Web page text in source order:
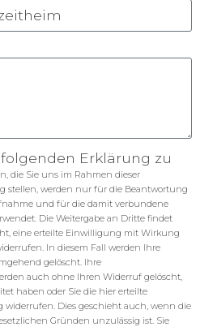
Erklärung zu
die Sie uns im Rahmen dieser
stellen, werden nur für die Beantwortung
und für die damit verbundene
Die Weitergabe an Dritte findet
eine erteilte Einwilligung mit Wirkung
In diesem Fall werden Ihre
gelöscht. Ihre
auch ohne Ihren Widerruf gelöscht,
haben oder Sie die hier erteilte
Dies geschieht auch, wenn die
Gründen unzulässig ist. Sie